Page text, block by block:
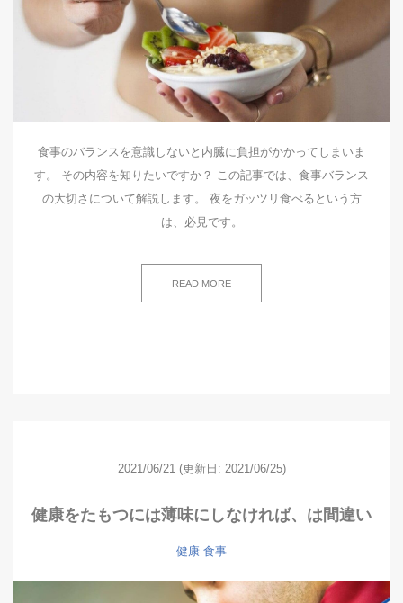
食事のバランスを意識しないと内臓に負担がかかってしまいま
す。 その内容を知りたいですか？ この記事では、食事バランス
の大切さについて解説します。 夜をガッツリ食べるという方
は、必見です。
READ MORE
2021/06/21 (更新日: 2021/06/25)
健康をたもつには薄味にしなければ、は間違い
健康 食事